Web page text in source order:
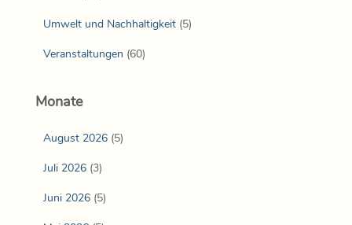
Umwelt und Nachhaltigkeit (5)
Veranstaltungen (60)
Monate
August 2026 (5)
Juli 2026 (3)
Juni 2026 (5)